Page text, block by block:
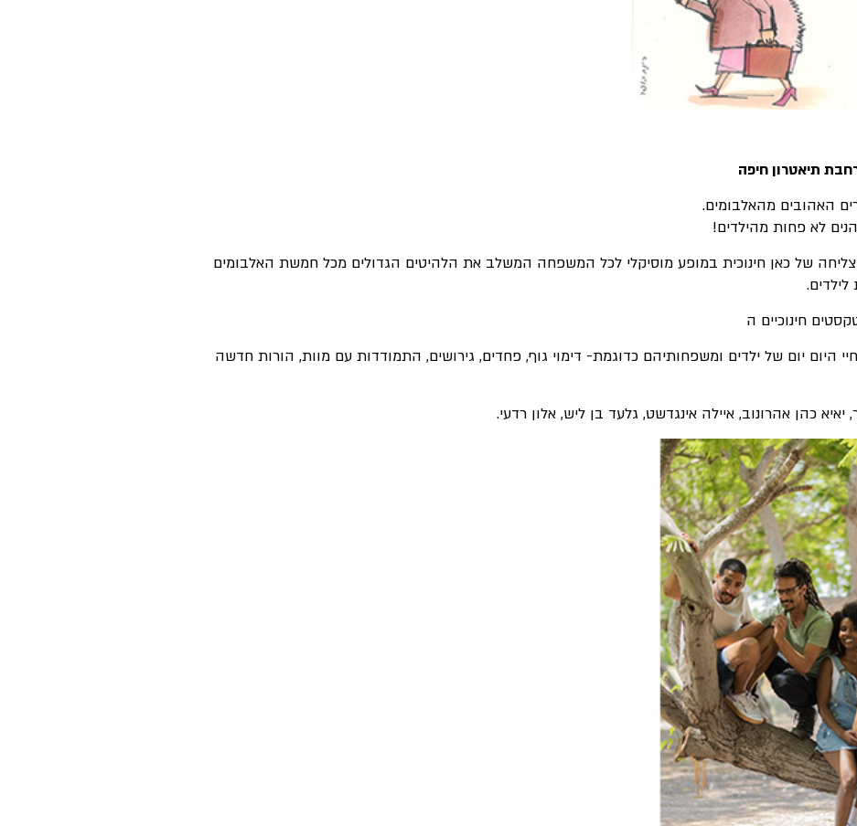
האהובים מהאלבומים.
לא פחות מהילדים!
של כאן חינוכית במופע מוסיקלי לכל המשפחה המשלב את הלהיטים הגדולים מכל חמשת האלבומים
חינוכיים ה
היום יום של ילדים ומשפחותיהם כדוגמת- דימוי גוף, פחדים, גירושים, התמודדות עם מוות, הורות חדשה
כהן אהרונוב, איילה אינגדשט, גלעד בן ליש, אלון רדעי.